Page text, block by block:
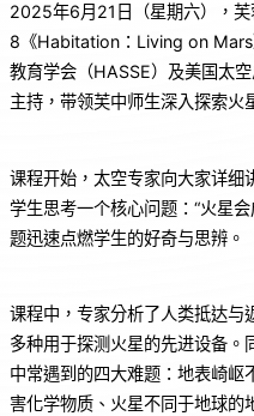
2025年6月21日（星期六），
8《Habitation：Living on Mars
教育学会（HASSE）及美国太
主持，带领芙中师生深入探索火
课程开始，太空专家向大家详细
学生思考一个核心问题：“火星
题迅速点燃学生的好奇与思辨。
课程中，专家分析了人类抵达与
多种用于探测火星的先进设备。
中常遇到的四大难题：地表崎岖
害化学物质、火星不同于地球的